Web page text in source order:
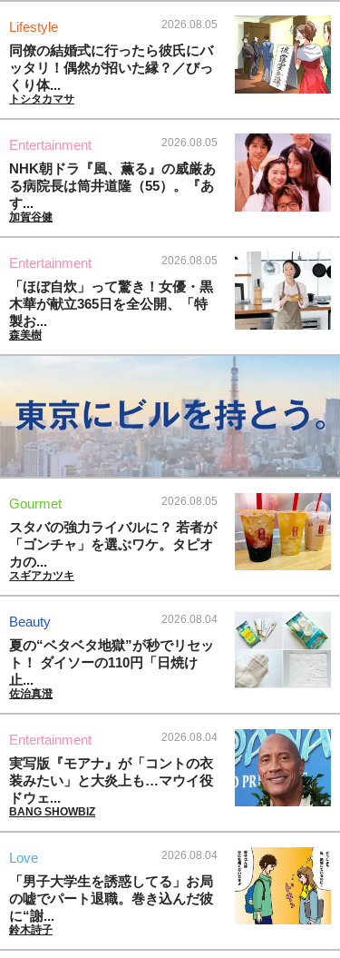
Lifestyle 2026.08.05
同僚の結婚式に行ったら彼氏にバ
ッタリ！偶然が招いた縁？／びっ
くり体...
トシタカマサ
Entertainment 2026.08.05
NHK朝ドラ『風、薫る』の威厳あ
る病院長は筒井道隆（55）。『あ
す...
加賀谷健
Entertainment 2026.08.05
「ほぼ自炊」って驚き！女優・黒
木華が献立365日を全公開、「特
製お...
森美樹
Gourmet 2026.08.05
スタバの強力ライバルに？ 若者が
「ゴンチャ」を選ぶワケ。タピオ
カの...
スギアカツキ
Beauty 2026.08.04
夏の“ベタベタ地獄”が秒でリセッ
ト！ ダイソーの110円「日焼け
止...
佐治真澄
Entertainment 2026.08.04
実写版『モアナ』が「コントの衣
装みたい」と大炎上も…マウイ役
ドウェ...
BANG SHOWBIZ
Love 2026.08.04
「男子大学生を誘惑してる」お局
の嘘でパート退職。巻き込んだ彼
に“謝...
鈴木詩子